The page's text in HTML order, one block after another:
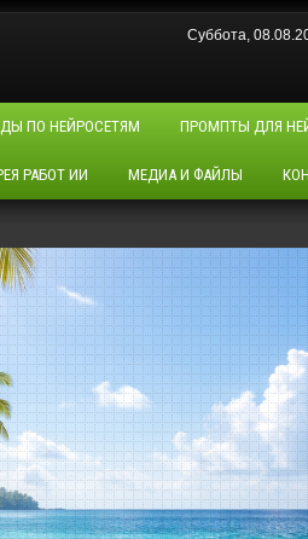
Суббота,
ПО НЕЙРОСЕТЯМ ПРОМПТЫ ДЛЯ
РАБОТ ИИ МЕДИА И ФАЙЛЫ